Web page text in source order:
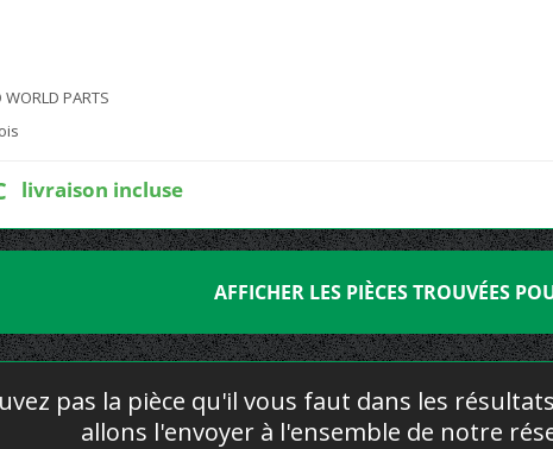
WORLD PARTS
livraison incluse
AFFICHER LES PIÈCES TROUVÉES
pas la pièce qu'il vous faut dans les
allons l'envoyer à l'ensemble de notre